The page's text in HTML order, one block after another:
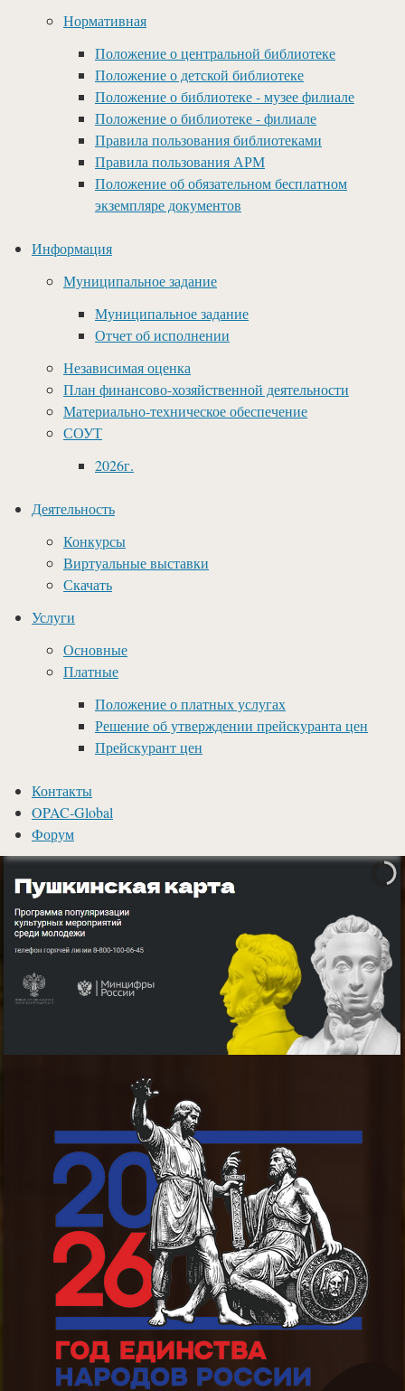
Нормативная
Положение о центральной библиотеке
Положение о детской библиотеке
Положение о библиотеке - музее филиале
Положение о библиотеке - филиале
Правила пользования библиотеками
Правила пользования АРМ
Положение об обязательном бесплатном
экземпляре документов
Информация
Муниципальное задание
Муниципальное задание
Отчет об исполнении
Независимая оценка
План финансово-хозяйственной деятельности
Материально-техническое обеспечение
СОУТ
2026г.
Деятельность
Конкурсы
Виртуальные выставки
Скачать
Услуги
Основные
Платные
Положение о платных услугах
Решение об утверждении прейскуранта цен
Прейскурант цен
Контакты
OPAC-Global
Форум